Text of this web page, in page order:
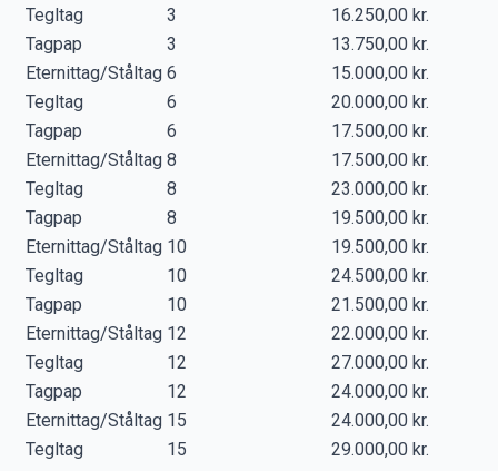
Tegltag
3
16.250,00 kr.
Tagpap
3
13.750,00 kr.
Eternittag/Ståltag 6
15.000,00 kr.
Tegltag
6
20.000,00 kr.
Tagpap
6
17.500,00 kr.
Eternittag/Ståltag 8
17.500,00 kr.
Tegltag
8
23.000,00 kr.
Tagpap
8
19.500,00 kr.
Eternittag/Ståltag 10
19.500,00 kr.
Tegltag
10
24.500,00 kr.
Tagpap
10
21.500,00 kr.
Eternittag/Ståltag 12
22.000,00 kr.
Tegltag
12
27.000,00 kr.
Tagpap
12
24.000,00 kr.
Eternittag/Ståltag 15
24.000,00 kr.
Tegltag
15
29.000,00 kr.